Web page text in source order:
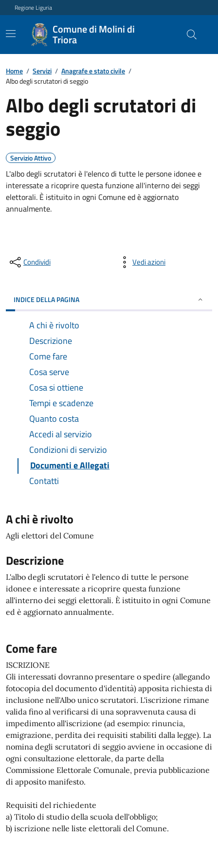
Regione Liguria
Comune di Molini di
Triora
Home / Servizi / Anagrafe e stato civile /
Albo degli scrutatori di seggio
Albo degli scrutatori di
seggio
Servizio Attivo
L'albo degli scrutatori è l'elenco di tutte le persone idonee e
interessate a ricoprire questa funzione all'interno dei seggi
elettorali. È istituito in ogni Comune ed è aggiornato
annualmente.
Condividi Vedi azioni
INDICE DELLA PAGINA
A chi è rivolto
Descrizione
Come fare
Cosa serve
Cosa si ottiene
Tempi e scadenze
Quanto costa
Accedi al servizio
Condizioni di servizio
Documenti e Allegati
Contatti
A chi è rivolto
Agli elettori del Comune
Descrizione
L'albo degli scrutatori è l'elenco di tutte le persone
idonee e interessate a ricoprire questa funzione
all'interno dei seggi elettorali. È istituito in ogni Comune
ed è aggiornato annualmente.
Come fare
ISCRIZIONE
Gli interessati dovranno presentare o spedire (allegando
fotocopia del documento d'identità) apposita richiesta di
inclusione nell'Albo unico scrutatori. L'iscrizione rimane
valida fino al verificarsi di una sopravvenuta causa di
impedimento all'iscrizione (ad esempio: rinuncia,
emigrazione, perdita dei requisiti stabiliti dalla legge). La
nomina degli scrutatori di seggio avviene in occasione di
ogni consultazione elettorale, da parte della
Commissione Elettorale Comunale, previa pubblicazione
di apposito manifesto.
Requisiti del richiedente
a) Titolo di studio della scuola dell'obbligo;
b) iscrizione nelle liste elettorali del Comune.